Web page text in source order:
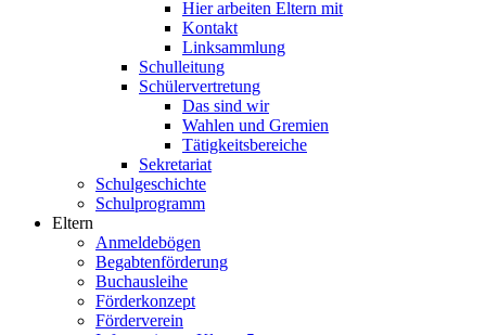
Hier arbeiten Eltern mit
Kontakt
Linksammlung
Schulleitung
Schülervertretung
Das sind wir
Wahlen und Gremien
Tätigkeitsbereiche
Sekretariat
Schulgeschichte
Schulprogramm
Eltern
Anmeldebögen
Begabtenförderung
Buchausleihe
Förderkonzept
Förderverein